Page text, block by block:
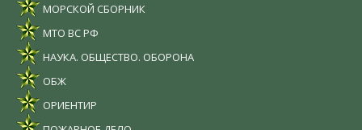
МОРСКОЙ СБОРНИК
МТО ВС РФ
НАУКА. ОБЩЕСТВО. ОБОРОНА
ОБЖ
ОРИЕНТИР